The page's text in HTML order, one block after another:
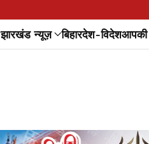
झारखंड न्यूज़ बिहारदेश-विदेश